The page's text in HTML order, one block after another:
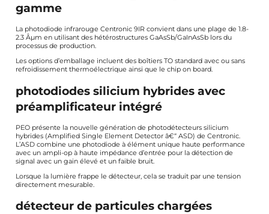
gamme
La photodiode infrarouge Centronic 9IR convient dans une plage de 1.8-
2.3 Âµm en utilisant des hétérostructures GaAsSb/GaInAsSb lors du
processus de production.
Les options d’emballage incluent des boîtiers TO standard avec ou sans
refroidissement thermoélectrique ainsi que le chip on board.
photodiodes silicium hybrides avec
préamplificateur intégré
PEO présente la nouvelle génération de photodétecteurs silicium
hybrides (Amplified Single Element Detector â€“ ASD) de Centronic.
L’ASD combine une photodiode à élément unique haute performance
avec un ampli-op à haute impédance d’entrée pour la détection de
signal avec un gain élevé et un faible bruit.
Lorsque la lumière frappe le détecteur, cela se traduit par une tension
directement mesurable.
détecteur de particules chargées